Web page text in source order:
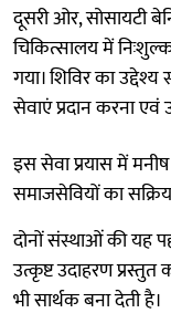
दूसरी ओर, सोसायटी
चिकित्सालय में
गया। शिविर का उद्देश्य
सेवाएं प्रदान करना
इस सेवा प्रयास में
समाजसेवियों का
दोनों संस्थाओं की यह
उत्कृष्ट उदाहरण
भी सार्थक बना देती है।